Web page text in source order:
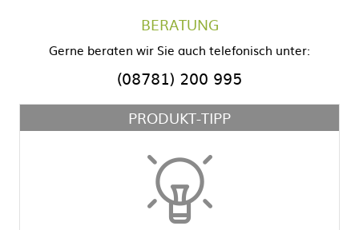
BERATUNG
Gerne beraten wir Sie auch telefonisch unter:
(08781) 200 995
PRODUKT-TIPP